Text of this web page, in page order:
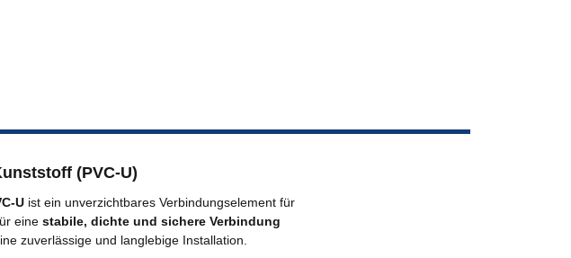
(PVC-U)
U ist ein unverzichtbares Verbindungselement für
eine stabile, dichte und sichere Verbindung
zuverlässige und langlebige Installation.